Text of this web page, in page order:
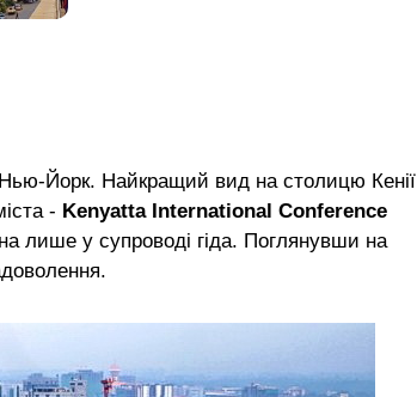
Йорк. Найкращий вид на столицю Кенії
- Kenyatta International Conference
лише у супроводі гіда. Поглянувши на